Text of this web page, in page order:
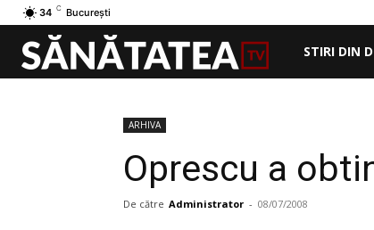
34 C București
STIRI DIN
ARHIVA
Oprescu a
De către Administrator - 08/07/2008